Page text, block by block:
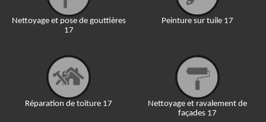
Nettoyage et pose de gouttières
17
Réparation de toiture 17
Peinture sur tuile 17
Nettoyage et ravalement de
façades 17